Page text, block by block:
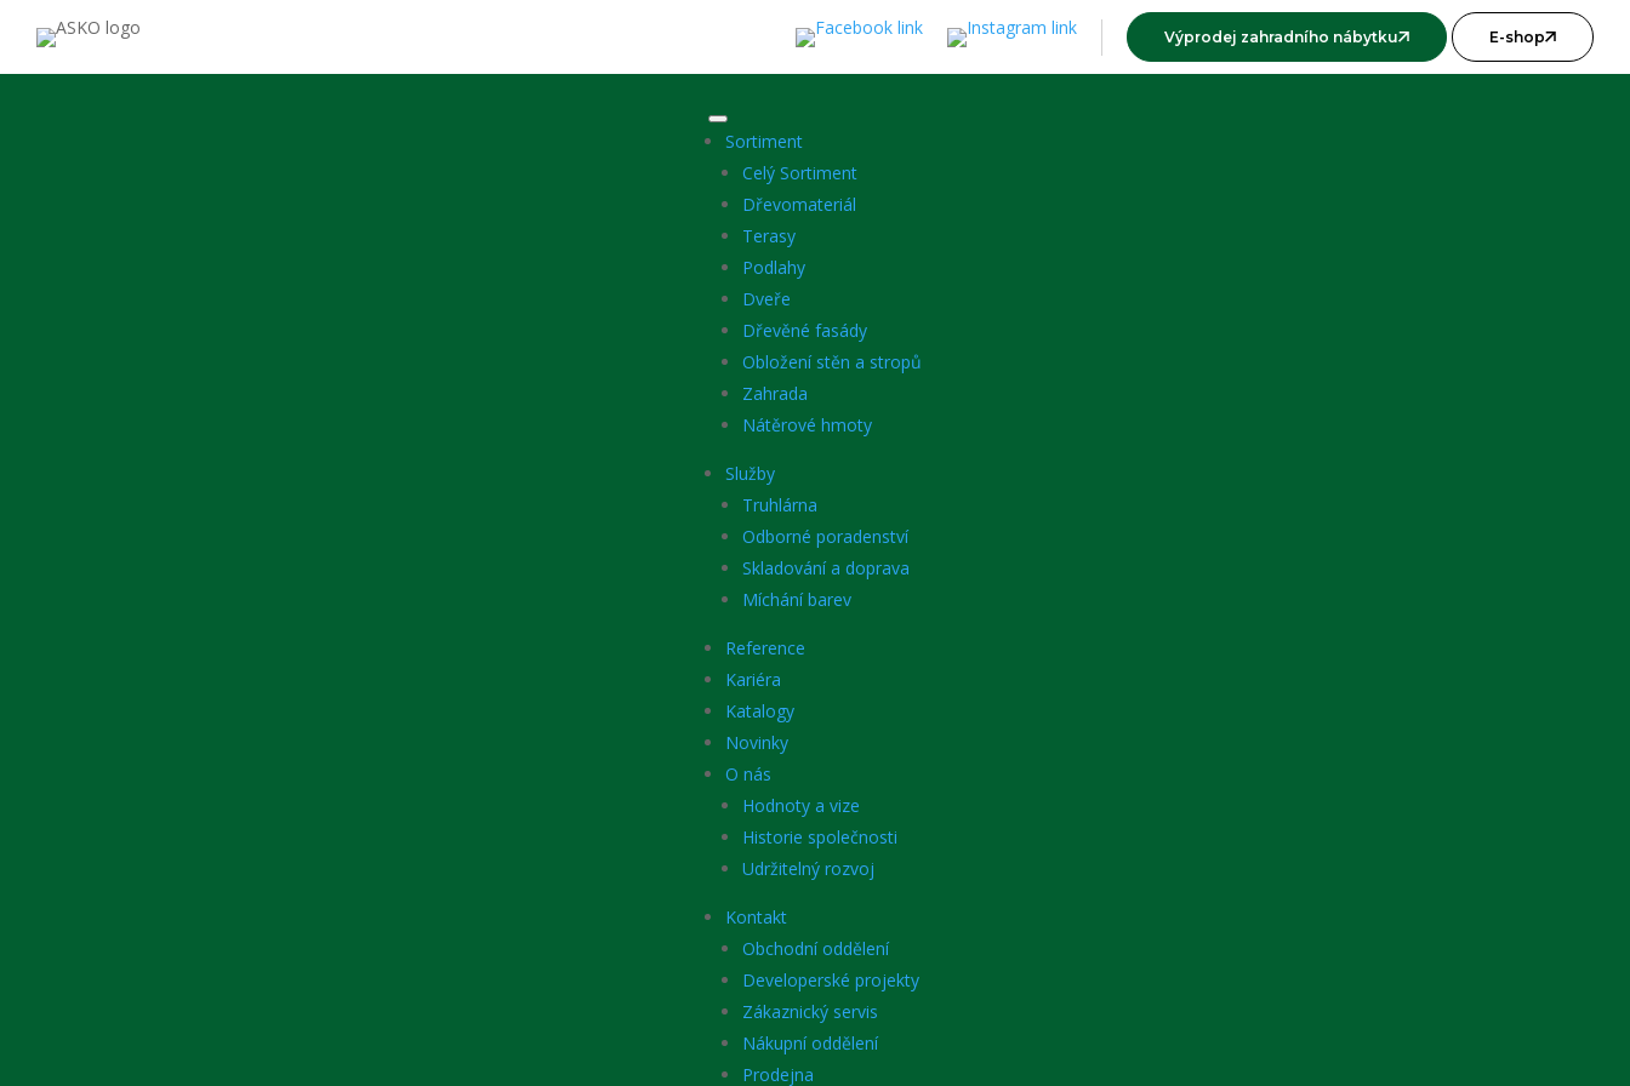
E-shop
Výprodej zahradního nábytku
Sortiment
Celý Sortiment
Dřevomateriál
Terasy
Podlahy
Dveře
Dřevěné fasády
Obložení stěn a stropů
Zahrada
Nátěrové hmoty
Služby
Truhlárna
Odborné poradenství
Skladování a doprava
Míchání barev
Reference
Kariéra
Katalogy
Novinky
O nás
Hodnoty a vize
Historie společnosti
Udržitelný rozvoj
Kontakt
Obchodní oddělení
Developerské projekty
Zákaznický servis
Nákupní oddělení
Prodejna